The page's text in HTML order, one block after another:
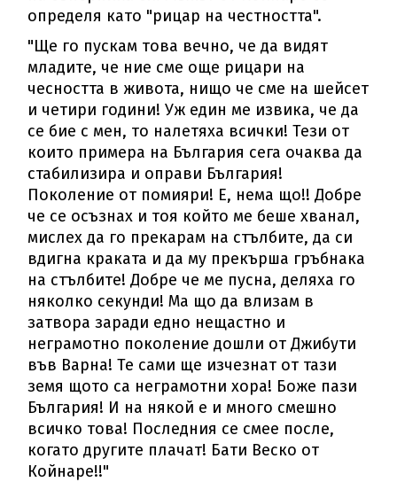
определя като "рицар на честността".
"Ще го пускам това вечно, че да видят
младите, че ние сме още рицари на
чесността в живота, нищо че сме на шейсет
и четири години! Уж един ме извика, че да
се бие с мен, то налетяха всички! Тези от
които примера на България сега очаква да
стабилизира и оправи България!
Поколение от помияри! Е, нема що!! Добре
че се осъзнах и тоя който ме беше хванал,
мислех да го прекарам на стълбите, да си
вдигна краката и да му прекърша гръбнака
на стълбите! Добре че ме пусна, деляха го
няколко секунди! Ма що да влизам в
затвора заради едно нещастно и
неграмотно поколение дошли от Джибути
във Варна! Те сами ще изчезнат от тази
земя щото са неграмотни хора! Боже пази
България! И на някой е и много смешно
всичко това! Последния се смее после,
когато другите плачат! Бати Веско от
Койнаре!!"